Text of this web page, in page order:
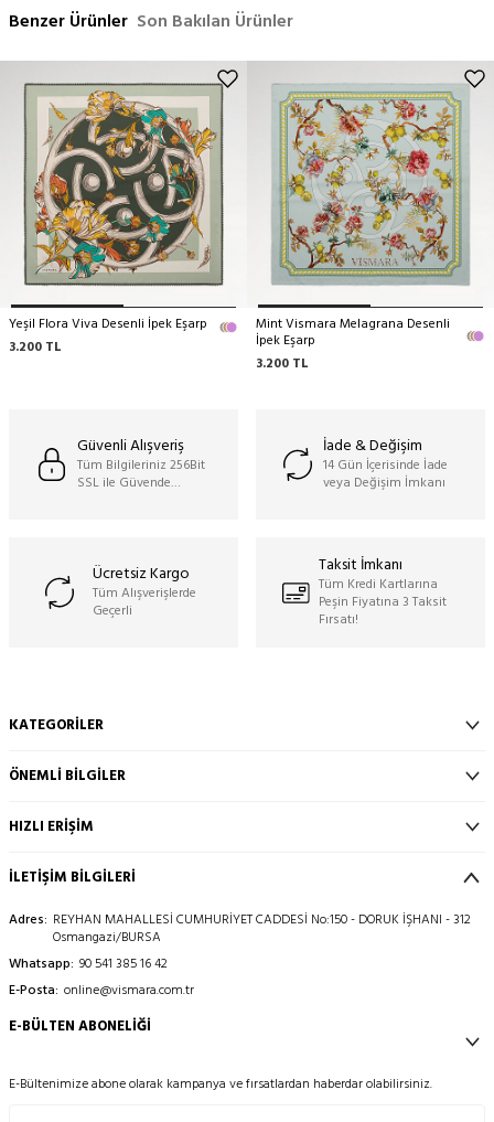
Makinada temizleme yapılmaz,
Benzer Ürünler Son Bakılan Ürünler
Yeşil Flora Viva Desenli İpek Eşarp
3.200 TL
Mint Vismara Melagrana Desenli
İpek Eşarp
3.200 TL
Güvenli Alışveriş
Tüm Bilgileriniz 256Bit
SSL ile Güvende…
İade & Değişim
14 Gün İçerisinde İade
veya Değişim İmkanı
Ücretsiz Kargo
Tüm Alışverişlerde
Geçerli
Taksit İmkanı
Tüm Kredi Kartlarına
Peşin Fiyatına 3 Taksit
Fırsatı!
KATEGORILER
ÖNEMLI BILGILER
HIZLI ERIŞIM
İLETİŞİM BİLGİLERİ
Adres: REYHAN MAHALLESİ CUMHURİYET CADDESİ No:150 - DORUK İŞHANI - 312
Osmangazi/BURSA
Whatsapp: 90 541 385 16 42
E-Posta: online@vismara.com.tr
E-BÜLTEN ABONELIĞI
E-Bültenimize abone olarak kampanya ve fırsatlardan haberdar olabilirsiniz.